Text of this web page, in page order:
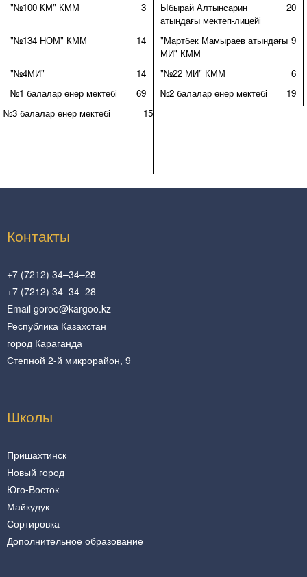
"№100 КМ" КММ
3
Ыбырай Алтынсарин
атындағы мектеп-лицейі
20
"№134 НОМ" КММ 14
"Мартбек Мамыраев атындағы
МИ" КММ
9
"№4МИ" 14 "№22 МИ" КММ
6
№1 балалар өнер мектебі
69 №2 балалар өнер мектебі
19
№3 балалар өнер мектебі
15
Контакты
+7 (7212) 34–34–28
+7 (7212) 34–34–28
Email goroo@kargoo.kz
Республика Казахстан
город Караганда
Степной 2-й микрорайон, 9
Школы
Пришахтинск
Новый город
Юго-Восток
Майкудук
Сортировка
Дополнительное образование